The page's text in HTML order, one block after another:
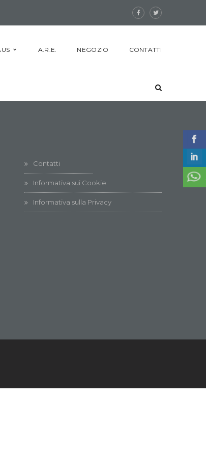
A.R.E. NEGOZIO CONTATTI
Contatti
Informativa sui Cookie
Informativa sulla Privacy